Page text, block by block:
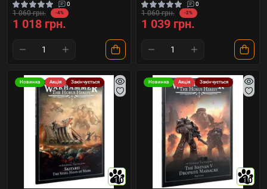
0
1 060 грн. -4%
1 018 грн.
0
1 060 грн. -2%
1 039 грн.
Новинка Акція Закінчується
10
Новинка Акція Закінчується
10